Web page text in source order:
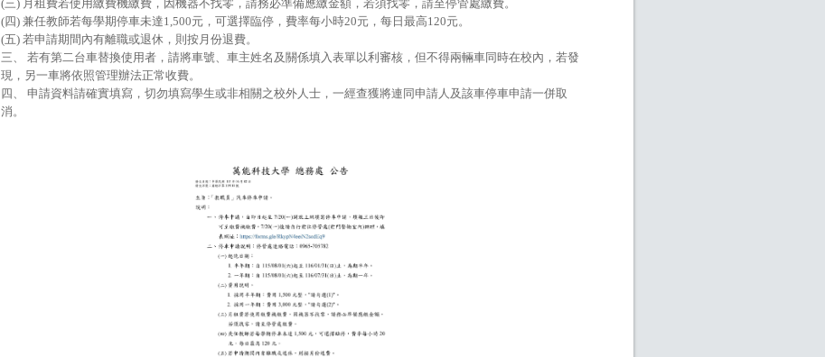
(三) 月租費若使用繳費機繳費，因機器不找零，請務必準備應繳金額，若須找零，請至停管處繳費。
(四) 兼任教師若每學期停車未達1,500元，可選擇臨停，費率每小時20元，每日最高120元。
(五) 若申請期間內有離職或退休，則按月份退費。
三、 若有第二台車替換使用者，請將車號、車主姓名及關係填入表單以利審核，但不得兩輛車同時在校內，若發
現，另一車將依照管理辦法正常收費。
四、 申請資料請確實填寫，切勿填寫學生或非相關之校外人士，一經查獲將連同申請人及該車停車申請一併取
消。